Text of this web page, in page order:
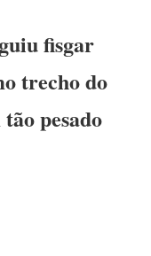
fisgar
trecho do
pesado